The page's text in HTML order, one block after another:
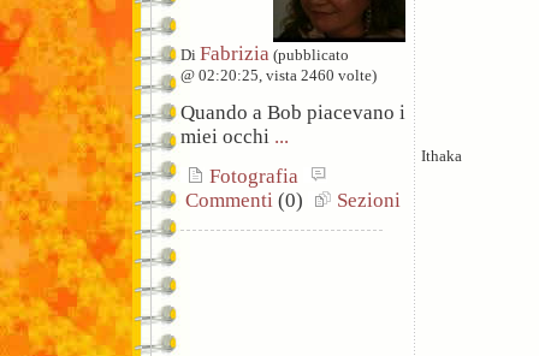
Di Fabrizia (pubblicato
@ 02:20:25, vista 2460 volte)
Quando a Bob piacevano i
miei occhi ...
Fotografia
Commenti (0) Sezioni
Ithaka